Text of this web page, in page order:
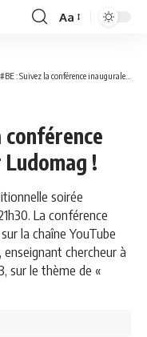
Font
Aa
Suivez la conférence inaugurale en ligne sur Ludomag !
conférence
!
soirée
La conférence
la chaîne YouTube
chercheur à
sur le thème de «